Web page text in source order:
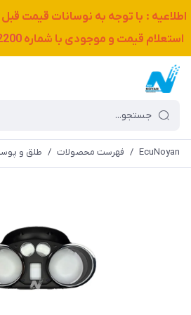
اطلاعیه : با توجه به نوسانات قیمت
استعلام قیمت و موجودی با شماره
EcuNoyan
/ فهرست محصولات / طلق و